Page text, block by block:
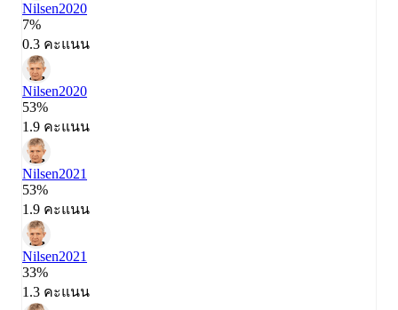
Nilsen2020
7%
0.3 คะแนน
Nilsen2020
53%
1.9 คะแนน
Nilsen2021
53%
1.9 คะแนน
Nilsen2021
33%
1.3 คะแนน